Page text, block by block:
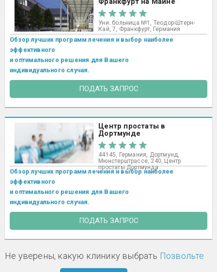
Уни. больница №1, Теодор-Штерн-
Кай, 7, Франкфурт, Германия
Обзор лучших программ лечения и выбор наиболее
эффективного
и оптимального решения для Вашего
индивидуального случая.
ПОДАТЬ ЗАПРОС
Центр простаты в
Дортмунде
44145, Германия, Дортмунд,
Мюнстерштрассе, 240, Центр
простаты Дортмунда
Обзор лучших программ лечения и выбор наиболее
эффективного
и оптимального решения для Вашего
индивидуального случая.
ПОДАТЬ ЗАПРОС
Не уверены, какую клинику выбрать Позвольте